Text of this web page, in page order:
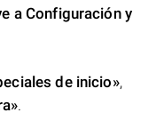
a Configuración y
de inicio»,
.